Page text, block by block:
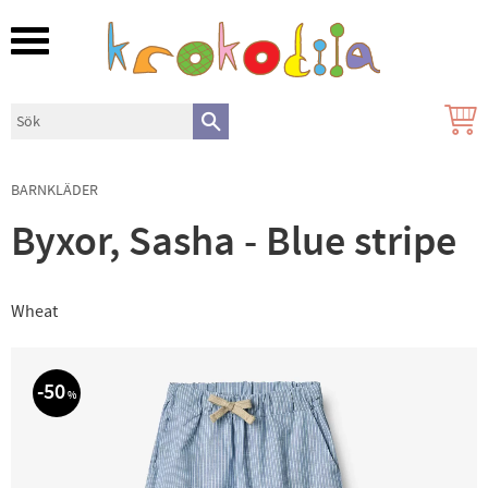
Meny
BARNKLÄDER
Byxor, Sasha - Blue stripe
Wheat
50%